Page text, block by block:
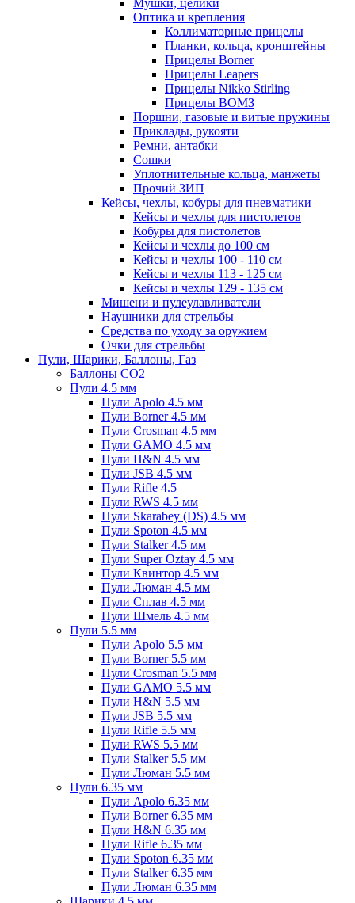
Оптика и крепления
Коллиматорные прицелы
Планки, кольца, кронштейны
Прицелы Borner
Прицелы Leapers
Прицелы Nikko Stirling
Прицелы ВОМЗ
Поршни, газовые и витые пружины
Приклады, рукояти
Ремни, антабки
Сошки
Уплотнительные кольца, манжеты
Прочий ЗИП
Кейсы, чехлы, кобуры для пневматики
Кейсы и чехлы для пистолетов
Кобуры для пистолетов
Кейсы и чехлы до 100 см
Кейсы и чехлы 100 - 110 см
Кейсы и чехлы 113 - 125 см
Кейсы и чехлы 129 - 135 см
Мишени и пулеулавливатели
Наушники для стрельбы
Средства по уходу за оружием
Очки для стрельбы
Пули, Шарики, Баллоны, Газ
Баллоны CO2
Пули 4.5 мм
Пули Apolo 4.5 мм
Пули Borner 4.5 мм
Пули Crosman 4.5 мм
Пули GAMO 4.5 мм
Пули H&N 4.5 мм
Пули JSB 4.5 мм
Пули Rifle 4.5
Пули RWS 4.5 мм
Пули Skarabey (DS) 4.5 мм
Пули Spoton 4.5 мм
Пули Stalker 4.5 мм
Пули Super Oztay 4.5 мм
Пули Квинтор 4.5 мм
Пули Люман 4.5 мм
Пули Сплав 4.5 мм
Пули Шмель 4.5 мм
Пули 5.5 мм
Пули Apolo 5.5 мм
Пули Borner 5.5 мм
Пули Crosman 5.5 мм
Пули GAMO 5.5 мм
Пули H&N 5.5 мм
Пули JSB 5.5 мм
Пули Rifle 5.5 мм
Пули RWS 5.5 мм
Пули Stalker 5.5 мм
Пули Люман 5.5 мм
Пули 6.35 мм
Пули Apolo 6.35 мм
Пули Borner 6.35 мм
Пули H&N 6.35 мм
Пули Rifle 6.35 мм
Пули Spoton 6.35 мм
Пули Stalker 6.35 мм
Пули Люман 6.35 мм